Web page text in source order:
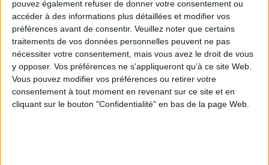
pouvez également refuser de donner votre consentement ou
accéder à des informations plus détaillées et modifier vos
préférences avant de consentir. Veuillez noter que certains
traitements de vos données personnelles peuvent ne pas
nécessiter votre consentement, mais vous avez le droit de vous
y opposer. Vos préférences ne s'appliqueront qu’à ce site Web.
Vous pouvez modifier vos préférences ou retirer votre
consentement à tout moment en revenant sur ce site et en
cliquant sur le bouton "Confidentialité" en bas de la page Web.
ou déposer mon CV
Je m'inscris sur Archimag.com